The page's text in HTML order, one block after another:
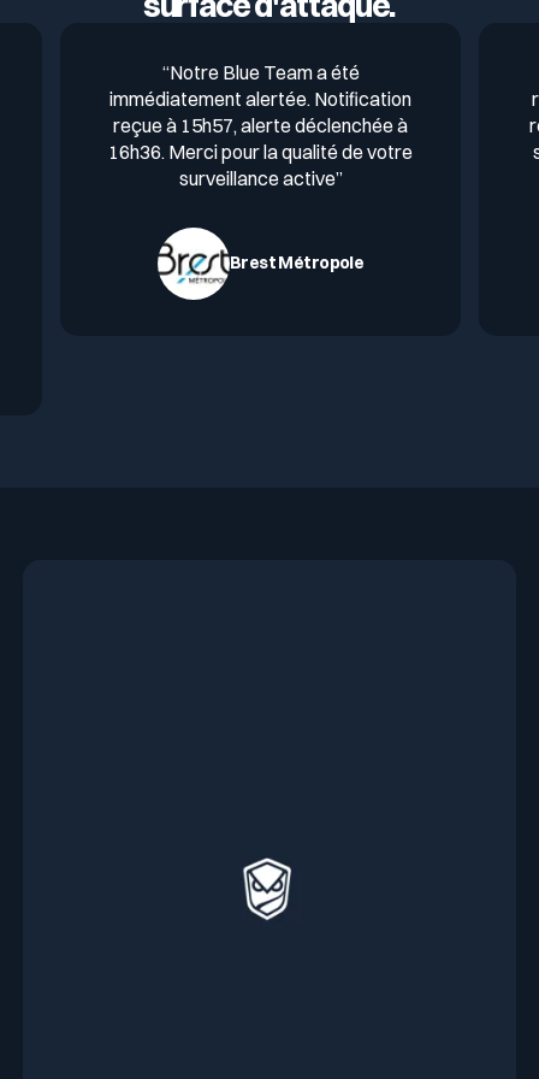
“Notre Blue Team a été
immédiatement alertée. Notification
reçue à 15h57, alerte déclenchée à
16h36. Merci pour la qualité de votre
surveillance active”
Brest Métropole